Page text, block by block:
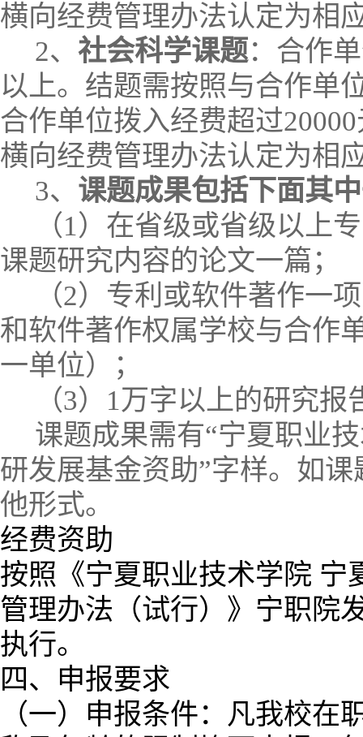
横向经费管理办法认定为相
2、 社会科学课题：合作
以上。结题需按照与合作单
合作单位拨入经费超过20000
横向经费管理办法认定为相
3、 课题成果包括下面其
（1）在省级或省级以上
课题研究内容的论文一篇；
（2）专利或软件著作一
和软件著作权属学校与合作
一单位）；
（3） 1万字以上的研究报
课题成果需有“宁夏职业
研发展基金资助”字样。如
他形式。
经费资助
按照 《宁夏职业技术学院
管理办法（试行）》宁职院
执行。
四、申报要求
（一）申报条件：凡我校在